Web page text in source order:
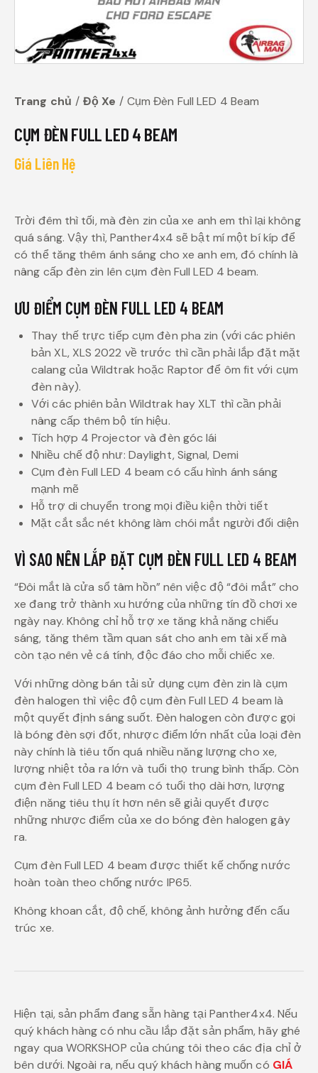
Trang chủ Độ Xe Cụm Đèn Full LED 4 Beam
CỤM ĐÈN FULL LED 4 BEAM
Giá Liên Hệ
Trời đêm thì tối, mà đèn zin của xe anh em thì lại không
quá sáng. Vậy thì, Panther4x4 sẽ bật mí một bí kíp để
có thể tăng thêm ánh sáng cho xe anh em, đó chính là
nâng cấp đèn zin lên cụm đèn Full LED 4 beam.
ƯU ĐIỂM CỤM ĐÈN FULL LED 4 BEAM
Thay thế trực tiếp cụm đèn pha zin (với các phiên
bản XL, XLS 2022 về trước thì cần phải lắp đặt mặt
calang của Wildtrak hoặc Raptor để ôm fit với cụm
đèn này).
Với các phiên bản Wildtrak hay XLT thì cần phải
nâng cấp thêm bộ tín hiệu.
Tích hợp 4 Projector và đèn góc lái
Nhiều chế độ như: Daylight, Signal, Demi
Cụm đèn Full LED 4 beam có cấu hình ánh sáng
mạnh mẽ
Hỗ trợ di chuyển trong mọi điều kiện thời tiết
Mặt cắt sắc nét không làm chói mắt người đối diện
VÌ SAO NÊN LẮP ĐẶT CỤM ĐÈN FULL LED 4 BEAM
“Đôi mắt là cửa sổ tâm hồn” nên việc độ “đôi mắt” cho
xe đang trở thành xu hướng của những tín đồ chơi xe
ngày nay. Không chỉ hỗ trợ xe tăng khả năng chiếu
sáng, tăng thêm tầm quan sát cho anh em tài xế mà
còn tạo nên vẻ cá tính, độc đáo cho mỗi chiếc xe.
Với những dòng bán tải sử dụng cụm đèn zin là cụm
đèn halogen thì việc độ cụm đèn Full LED 4 beam là
một quyết định sáng suốt. Đèn halogen còn được gọi
là bóng đèn sợi đốt, nhược điểm lớn nhất của loại đèn
này chính là tiêu tốn quá nhiều năng lượng cho xe,
lượng nhiệt tỏa ra lớn và tuổi thọ trung bình thấp. Còn
cụm đèn Full LED 4 beam có tuổi thọ dài hơn, lượng
điện năng tiêu thụ ít hơn nên sẽ giải quyết được
những nhược điểm của xe do bóng đèn halogen gây
ra.
Cụm đèn Full LED 4 beam được thiết kế chống nước
hoàn toàn theo chống nước IP65.
Không khoan cắt, độ chế, không ảnh hưởng đến cấu
trúc xe.
Hiện tại, sản phẩm đang sẵn hàng tại Panther4x4. Nếu
quý khách hàng có nhu cầu lắp đặt sản phẩm, hãy ghé
ngay qua WORKSHOP của chúng tôi theo các địa chỉ ở
bên dưới. Ngoài ra, nếu quý khách hàng muốn có GIÁ